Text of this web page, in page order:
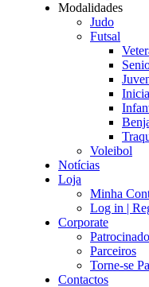
Modalidades
Judo
Futsal
Voleibol
Notícias
Loja
Minha
Log in |
Corporate
Parceiros
Torne-se
Contactos